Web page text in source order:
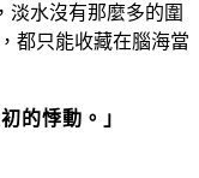
淡水沒有那麼多的圍
都只能收藏在腦海當
的悸動。」